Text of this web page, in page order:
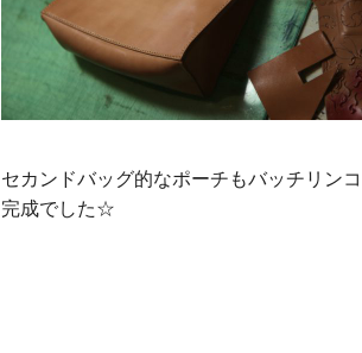
セカンドバッグ的なポーチもバッチリンコ
完成でした☆